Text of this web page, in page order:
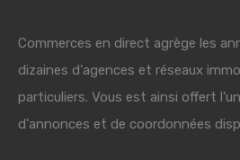
Commerces en direct agrège les
dizaines d'agences et réseaux
particuliers. Vous est ainsi offert
d'annonces et de coordonnées